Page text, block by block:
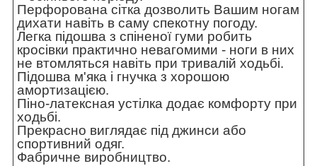
Перфорована сітка дозволить Вашим ногам
дихати навіть в саму спекотну погоду.
Легка підошва з спіненої гуми робить
кросівки практично невагомими - ноги в них
не втомляться навіть при тривалій ходьбі.
Підошва м'яка і гнучка з хорошою
амортизацією.
Піно-латексная устілка додає комфорту при
ходьбі.
Прекрасно виглядає під джинси або
спортивний одяг.
Фабричне виробництво.